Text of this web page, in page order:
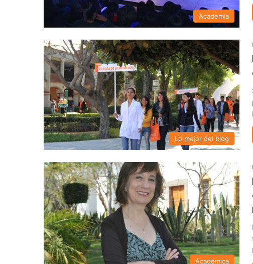
Academia
Lo mejor del blog
Académica